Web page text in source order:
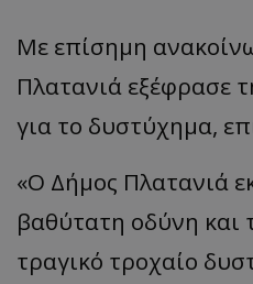
Με επίσημη
Πλατανιά εξέφρασε
για το δυστύχημα,
«Ο Δήμος Πλατανιά
βαθύτατη οδύνη και
τραγικό τροχαίο